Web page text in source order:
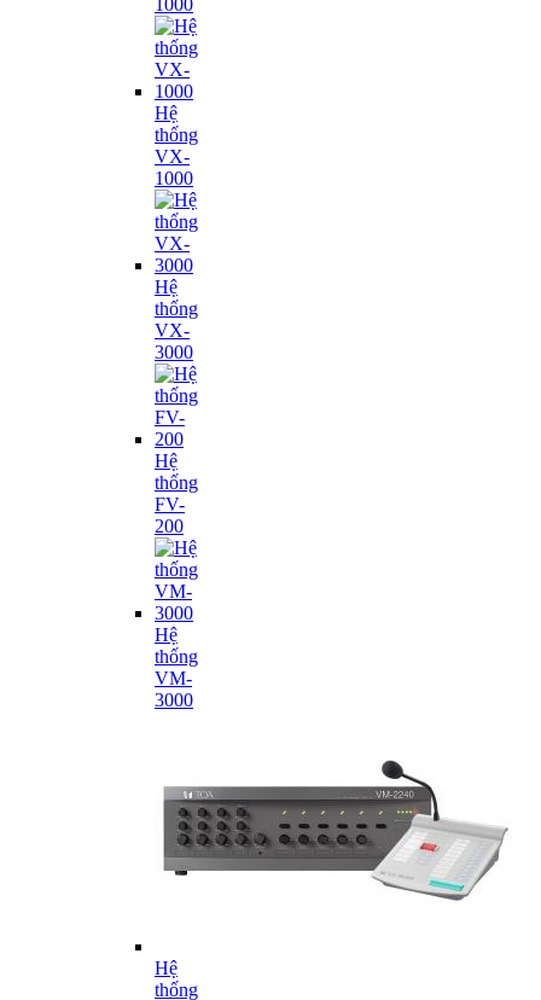
1000
Hệ
thống
VX-
1000
Hệ
thống
VX-
3000
Hệ
thống
FV-
200
Hệ
thống
VM-
3000
Hệ
thống